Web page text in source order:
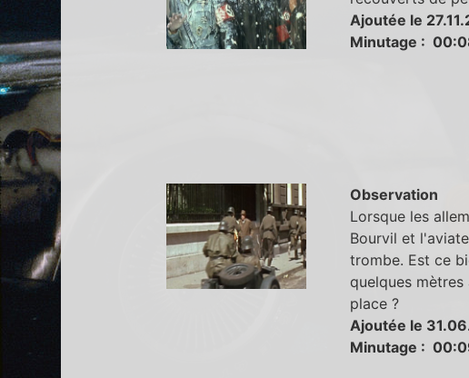
Ajoutée le
Minutage :
Observation
Lorsque les
Bourvil et
trombe. Est ce
quelques
place ?
Ajoutée le
Minutage :